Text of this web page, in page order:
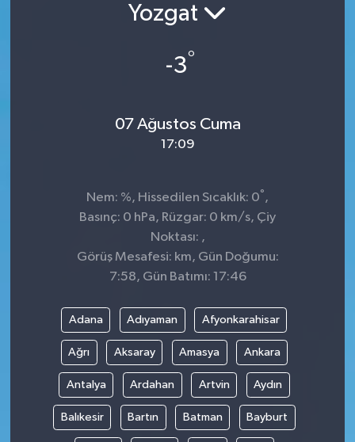
Yozgat
-3°
07 Ağustos Cuma
17:09
Nem: %, Hissedilen Sıcaklık: 0° ,
Basınç: 0 hPa, Rüzgar: 0 km/s, Çiy
Noktası: ,
Görüş Mesafesi: km, Gün Doğumu:
7:58, Gün Batımı: 17:46
Adana Adıyaman Afyonkarahisar
Ağrı Aksaray Amasya Ankara
Antalya Ardahan Artvin Aydın
Balıkesir Bartın Batman Bayburt